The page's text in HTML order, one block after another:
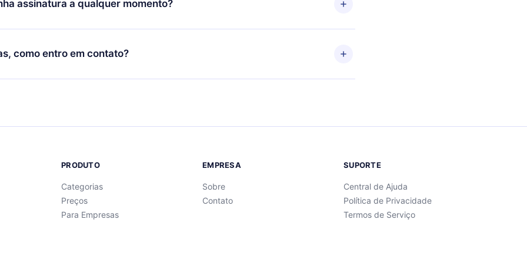
através do nosso aplicativo disponível para iOS, Android e
assinatura a qualquer momento?
renovar sua assinatura do 12min, você pode cancelar a
próximo ciclo de cobrança não ocorrerá.
como entro em contato?
em contato porsupport@12min.com.
PRODUTO
Categorias
Preços
Para Empresas
EMPRESA
Sobre
Contato
SUPORTE
Central de Ajuda
Política de Privacidade
Termos de Serviço